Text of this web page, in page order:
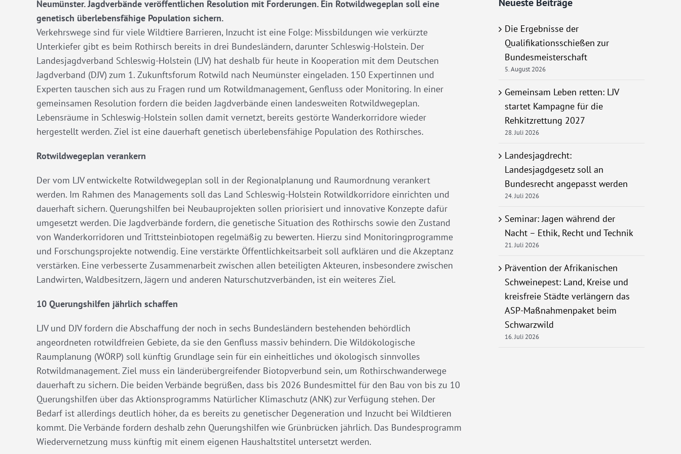
Neumünster. Jagdverbände veröffentlichen Resolution mit Forderungen. Ein Rotwildwegeplan soll eine
genetisch überlebensfähige Population sichern.
Verkehrswege sind für viele Wildtiere Barrieren, Inzucht ist eine Folge: Missbildungen wie verkürzte
Unterkiefer gibt es beim Rothirsch bereits in drei Bundesländern, darunter Schleswig-Holstein. Der
Landesjagdverband Schleswig-Holstein (LJV) hat deshalb für heute in Kooperation mit dem Deutschen
Jagdverband (DJV) zum 1. Zukunftsforum Rotwild nach Neumünster eingeladen. 150 Expertinnen und
Experten tauschen sich aus zu Fragen rund um Rotwildmanagement, Genfluss oder Monitoring. In einer
gemeinsamen Resolution fordern die beiden Jagdverbände einen landesweiten Rotwildwegeplan.
Lebensräume in Schleswig-Holstein sollen damit vernetzt, bereits gestörte Wanderkorridore wieder
hergestellt werden. Ziel ist eine dauerhaft genetisch überlebensfähige Population des Rothirsches.
Rotwildwegeplan verankern
Der vom LJV entwickelte Rotwildwegeplan soll in der Regionalplanung und Raumordnung verankert
werden. Im Rahmen des Managements soll das Land Schleswig-Holstein Rotwildkorridore einrichten und
dauerhaft sichern. Querungshilfen bei Neubauprojekten sollen priorisiert und innovative Konzepte dafür
umgesetzt werden. Die Jagdverbände fordern, die genetische Situation des Rothirschs sowie den Zustand
von Wanderkorridoren und Trittsteinbiotopen regelmäßig zu bewerten. Hierzu sind Monitoringprogramme
und Forschungsprojekte notwendig. Eine verstärkte Öffentlichkeitsarbeit soll aufklären und die Akzeptanz
verstärken. Eine verbesserte Zusammenarbeit zwischen allen beteiligten Akteuren, insbesondere zwischen
Landwirten, Waldbesitzern, Jägern und anderen Naturschutzverbänden, ist ein weiteres Ziel.
10 Querungshilfen jährlich schaffen
LJV und DJV fordern die Abschaffung der noch in sechs Bundesländern bestehenden behördlich
angeordneten rotwildfreien Gebiete, da sie den Genfluss massiv behindern. Die Wildökologische
Raumplanung (WÖRP) soll künftig Grundlage sein für ein einheitliches und ökologisch sinnvolles
Rotwildmanagement. Ziel muss ein länderübergreifender Biotopverbund sein, um Rothirschwanderwege
dauerhaft zu sichern. Die beiden Verbände begrüßen, dass bis 2026 Bundesmittel für den Bau von bis zu 10
Querungshilfen über das Aktionsprogramms Natürlicher Klimaschutz (ANK) zur Verfügung stehen. Der
Bedarf ist allerdings deutlich höher, da es bereits zu genetischer Degeneration und Inzucht bei Wildtieren
kommt. Die Verbände fordern deshalb zehn Querungshilfen wie Grünbrücken jährlich. Das Bundesprogramm
Wiedervernetzung muss künftig mit einem eigenen Haushaltstitel untersetzt werden.
Die Ergebnisse der
Qualifikationsschießen zur
Bundesmeisterschaft
5. August 2026
Gemeinsam Leben retten: LJV
startet Kampagne für die
Rehkitzrettung 2027
28. Juli 2026
Landesjagdrecht:
Landesjagdgesetz soll an
Bundesrecht angepasst werden
24. Juli 2026
Seminar: Jagen während der
Nacht – Ethik, Recht und Technik
21. Juli 2026
Prävention der Afrikanischen
Schweinepest: Land, Kreise und
kreisfreie Städte verlängern das
ASP-Maßnahmenpaket beim
Schwarzwild
16. Juli 2026